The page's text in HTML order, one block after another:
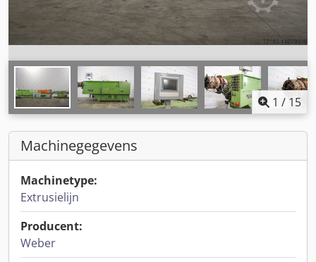
1 / 15
Machinegegevens
Machinetype:
Extrusielijn
Producent:
Weber